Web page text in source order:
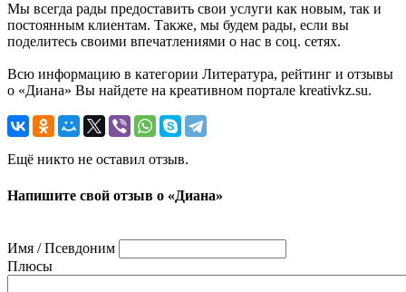
Мы всегда рады предоставить свои услуги как новым, так и
постоянным клиентам. Также, мы будем рады, если вы
поделитесь своими впечатлениями о нас в соц. сетях.
Всю информацию в категории Литература, рейтинг и отзывы
о «Диана» Вы найдете на креативном портале kreativkz.su.
Ещё никто не оставил отзыв.
Напишите свой отзыв о «Диана»
Имя / Псевдоним
Плюсы